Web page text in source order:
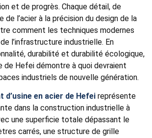
et de progrès. Chaque détail, de
de l’acier à la précision du design de la
comment les techniques modernes
l’infrastructure industrielle. En
durabilité et durabilité écologique,
de Hefei démontre à quoi devraient
industriels de nouvelle génération.
d’usine en acier de Hefei représente
dans la construction industrielle à
une superficie totale dépassant le
carrés, une structure de grille